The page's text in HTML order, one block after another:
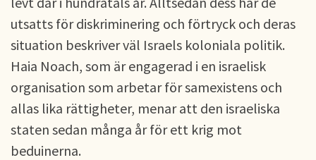
utsatts för diskriminering och förtryck och deras
situation beskriver väl Israels koloniala politik.
Haia Noach, som är engagerad i en israelisk
organisation som arbetar för samexistens och
allas lika rättigheter, menar att den israeliska
staten sedan många år för ett krig mot
beduinerna.